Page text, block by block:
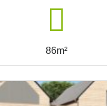
86m²